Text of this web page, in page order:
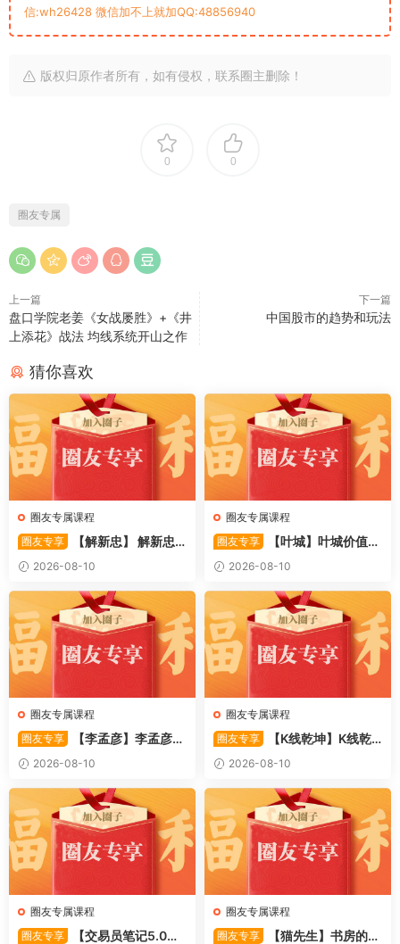
信:wh26428 微信加不上就加QQ:48856940
版权归原作者所有，如有侵权，联系圈主删除！
0 0
圈友专属
上一篇
盘口学院老姜《女战屡胜》+《井
上添花》战法 均线系统开山之作
下一篇
中国股市的趋势和玩法
猜你喜欢
圈友专属课程
圈友专享
【解新忠】 解新忠2
015职业盘手的基础交易系统
8视频
2026-08-10
圈友专属课程
圈友专享
【叶城】叶城价值投
资训练营：D级研究员的交易
系统课 10视频
2026-08-10
圈友专属课程
圈友专享
【李孟彦】李孟彦集
合竞价全攻略 股市行者孙 —
竞价 2PDF文件
2026-08-10
圈友专属课程
圈友专享
【K线乾坤】K线乾
坤–提前发现强势板块 1PDF文
件
2026-08-10
圈友专属课程
圈友专享
【交易员笔记5.0】
圈友专属课程
圈友专享
【猫先生】书房的猫